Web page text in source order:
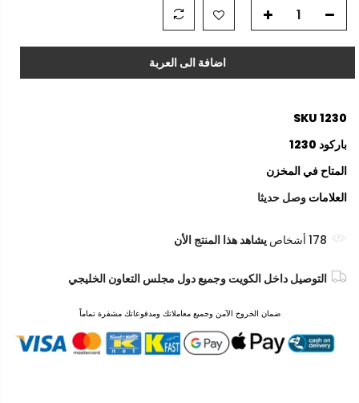
اضافة الى العربة
SKU 1230
باركود 1230
المتاح في المخزن
العلامات وصل حديثا
178 أشخاص يشاهد هذا المنتج الأن
التوصيل داخل الكويت وجميع دول مجلس التعاون الخليجي
ضمان الخروج الآمن وجميع معاملاتك ومدفوعاتك مشفرة تماماً